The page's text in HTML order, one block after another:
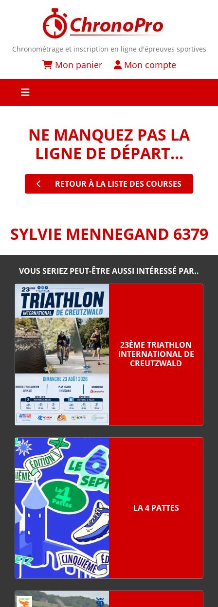
Chronométrage et inscription en ligne d'épreuves sportives
Mon panier Mon compte
NE MANQUEZ PAS LA
LIGNE DE DÉPART...
RETOUR À LA LISTE DES COURSES
SYLVIE MENNEGAND 6379
VOUS SERIEZ PEUT-ÊTRE AUSSI INTÉRESSÉ PAR..
23ÈME TRIATHLON
INTERNATIONAL DE
CREUTZWALD
LA 4 PATTES